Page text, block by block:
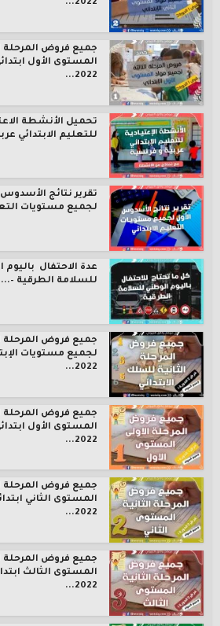
2022...
جميع فروض المرحلة
المستوى الأول
2022...
تحميل الأنشطة
للتعليم الابتدائي
تقرير نتائج الأسدوس
لجميع مستويات
عدة الاحتفال باليوم
للسلامة الطرقية –...
جميع فروض المرحلة
لجميع مستويات
2022...
جميع فروض المرحلة
المستوى الأول
2022...
جميع فروض المرحلة
المستوى الثاني
2022...
جميع فروض المرحلة
المستوى الثالث
2022...